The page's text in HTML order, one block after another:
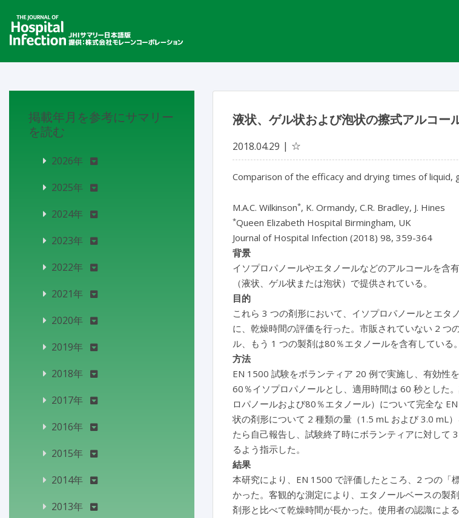
液状、ゲル状および泡状の擦式アルコー
2018.04.29 ☆
Comparison of the efficacy and drying times of
M.A.C. Wilkinson*, K. Ormandy, C.R. Bradley, J. Hines
*Queen Elizabeth Hospital Birmingham, UK
Journal of Hospital Infection (2018) 98, 359-364
背景
イソプロパノールやエタノールなどのアルコールを含
（液状、ゲル状または泡状）で提供されている。
目的
これら 3 つの剤形において、イソプロパノールとエ
に、乾燥時間の評価を行った。市販されていない 2
ル、もう 1 つの製剤は80％エタノールを含有している。
方法
EN 1500 試験をボランティア 20 例で実施し、有効性
60％イソプロパノールとし、適用時間は 60 秒とした
ロパノールおよび80％エタノール）について完全な
状の剤形について 2 種類の量（1.5 mL および 3.0 mL
たら自己報告し、試験終了時にボランティアに対して
るよう指示した。
結果
本研究により、EN 1500 で評価したところ、2 つの「
かった。客観的な測定により、エタノールベースの製
剤形と比べて乾燥時間が長かった。使用者の認識によ
掲載年月を参考にサマリー
を読む
2026年
2025年
2024年
2023年
2022年
2021年
2020年
2019年
2018年
2017年
2016年
2015年
2014年
2013年